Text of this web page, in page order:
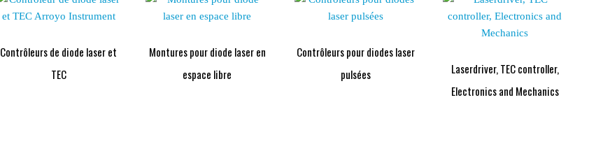
Contrôleurs de diode laser et
TEC
Montures pour diode laser en
espace libre
Contrôleurs pour diodes laser
pulsées
Laserdriver, TEC controller,
Electronics and Mechanics